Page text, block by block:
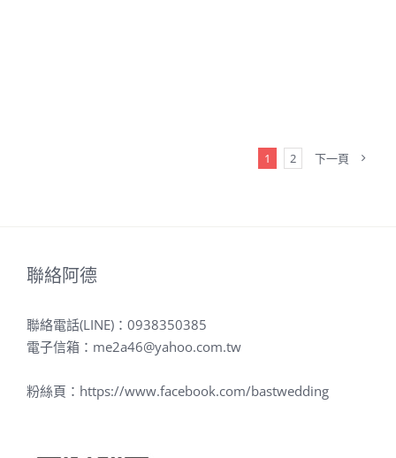
1 2 下一頁
聯絡阿德
聯絡電話(LINE)： 0938350385
電子信箱： me2a46@yahoo.com.tw
粉絲頁： https://www.facebook.com/bastwedding